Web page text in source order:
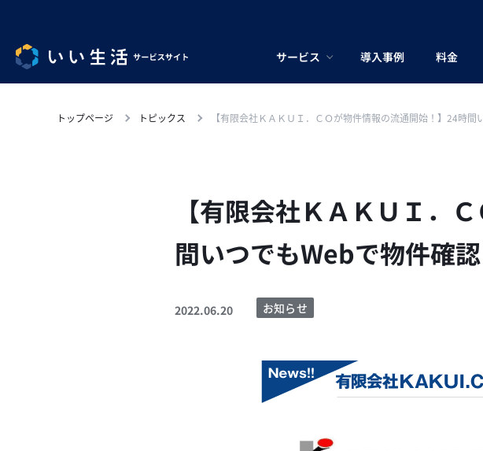
サービス 導入事例 料金
トップページ トピックス 【有限会社ＫＡＫＵＩ．ＣＯが物件情報の流通開始！】24時
【有限会社ＫＡＫＵＩ．
間いつでもWebで物件確
2022.06.20 お知らせ